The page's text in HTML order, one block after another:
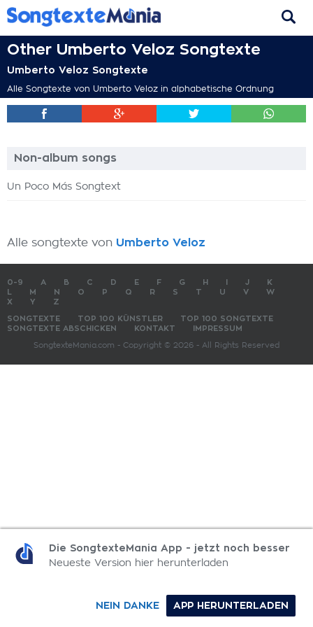
Other Umberto Veloz Songtexte
Umberto Veloz Songtexte
Alle Songtexte von Umberto Veloz in alphabetische Ordnung
Non-album songs
Un Poco Más Songtext
Alle songtexte von Umberto Veloz
0-9 A B C D E F G H J
K
M N O P Q R S T U V
W
X
Y Z
SONGTEXTE TOP 100 KÜNSTLER
TOP 100 SONGTEXTE
SONGTEXTE ABSCHICKEN
KONTAKT IMPRESSUM
SongtexteMania.com - Copyright © 2026 - All Rights Reserved
Die SongtexteMania App - jetzt noch besser
Neueste Version hier herunterladen
APP HERUNTERLADEN
NEIN DANKE